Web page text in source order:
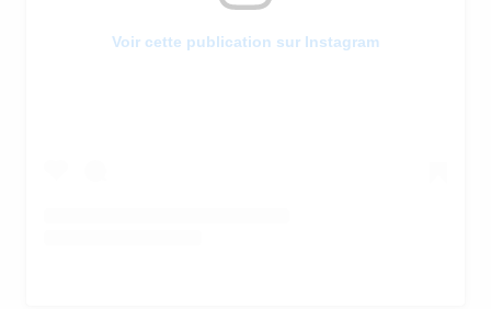
Voir cette publication sur Instagram